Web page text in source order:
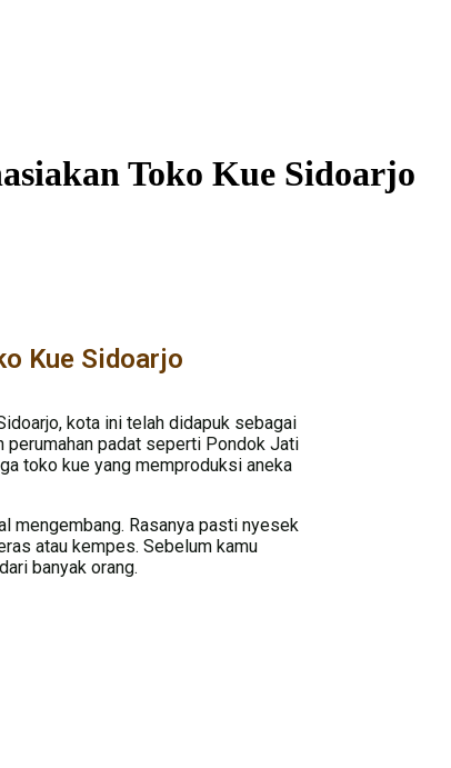
Toko Kue Sidoarjo
Kue Sidoarjo
kota ini telah didapuk sebagai
perumahan padat seperti Pondok Jati
toko kue yang memproduksi aneka
mengembang. Rasanya pasti nyesek
atau kempes. Sebelum kamu
banyak orang.